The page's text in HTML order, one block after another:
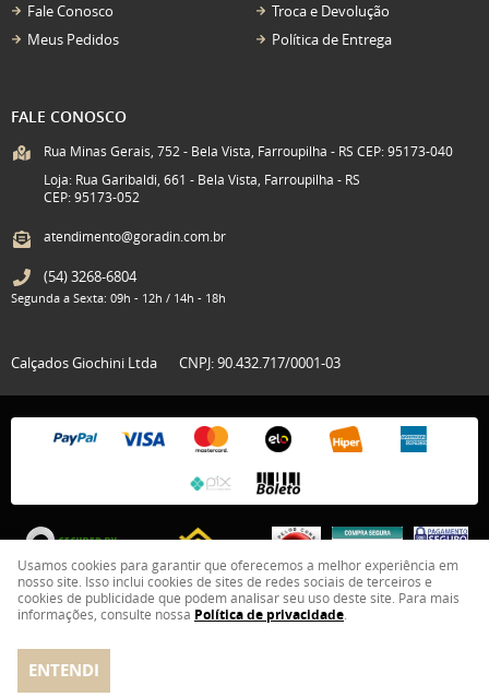
Fale Conosco
Meus Pedidos
Troca e Devolução
Política de Entrega
FALE CONOSCO
Rua Minas Gerais, 752 - Bela Vista, Farroupilha - RS CEP: 95173-040
Loja: Rua Garibaldi, 661 - Bela Vista, Farroupilha - RS
CEP: 95173-052
atendimento@goradin.com.br
(54)3268-6804
Segunda a Sexta: 09h - 12h / 14h - 18h
Calçados Giochini Ltda CNPJ: 90.432.717/0001-03
LOJA VIRTUAL CRIADA POR
Usamos cookies para garantir que oferecemos a melhor experiência em
nosso site. Isso inclui cookies de sites de redes sociais de terceiros e
cookies de publicidade que podem analisar seu uso deste site. Para mais
informações, consulte nossa Política de privacidade
ENTENDI